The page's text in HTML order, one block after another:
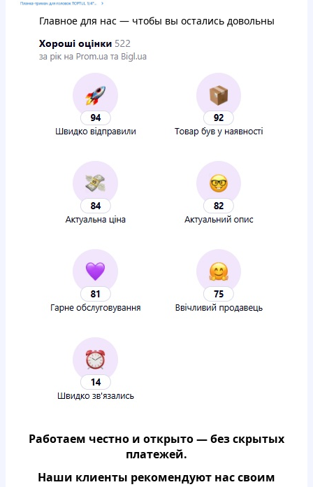
Главное для нас — чтобы вы остались довольны
Работаем честно и открыто — без скрытых
платежей.
Наши клиенты рекомендуют нас своим